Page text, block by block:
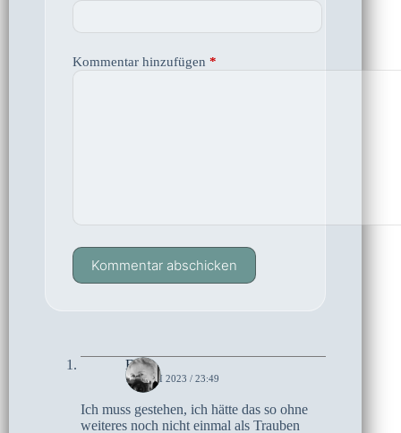
Kommentar hinzufügen *
Kommentar abschicken
Elke
15. JUNI 2023 / 23:49
Ich muss gestehen, ich hätte das so ohne
weiteres noch nicht einmal als Trauben